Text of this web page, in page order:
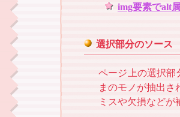
img要素でalt
選択部分のソース
ページ上の選択部
まのモノが抽出さ
ミスや欠損などが